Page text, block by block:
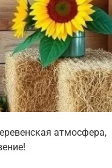
атмосфера,